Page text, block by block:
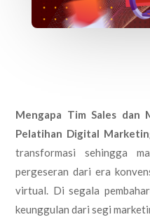
Mengapa Tim Sales dan
Pelatihan Digital
transformasi sehingga
pergeseran dari era
virtual. Di segala
keunggulan dari segi